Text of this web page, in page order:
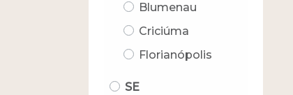
Blumenau
Criciúma
Florianópolis
SE